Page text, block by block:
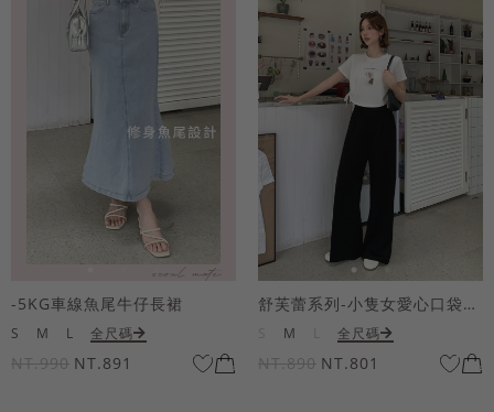
-5KG車線魚尾牛仔長裙
S M L 全尺碼
NT.990 NT.891
舒芙蕾系列-小隻女愛心口袋寬褲
M 全尺碼
NT.890 NT.801